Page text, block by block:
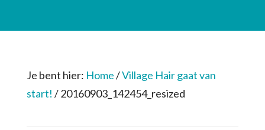
Je bent hier: Home/Village Hair gaat van
start! /20160903_142454_resized